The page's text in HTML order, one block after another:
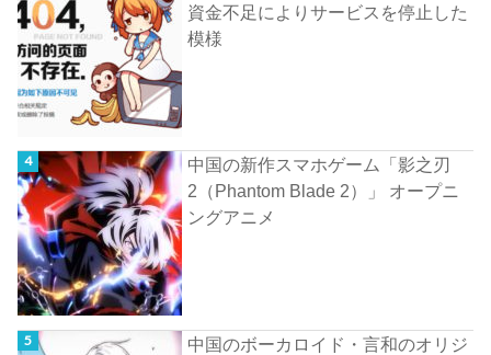
資金不足によりサービスを停止した
模様
中国の新作スマホゲーム「影之刃
2（Phantom Blade 2）」 オープニ
ングアニメ
中国のボーカロイド・言和のオリジ